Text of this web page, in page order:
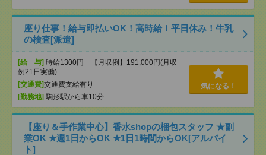
座り仕事！給与即払いOK！高時給！平日休み！牛乳
の検査[派遣]
[給 与] 時給1300円 【月収例】191,000円(月収
例21日実働)
[交通費]交通費支給有り
[勤務地] 駒形駅から車10分
気になる！
【座り＆手作業中心】香水shopの梱包スタッフ ★副
業OK ★週1日からOK ★1日1時間からOK[アルバイ
ト]